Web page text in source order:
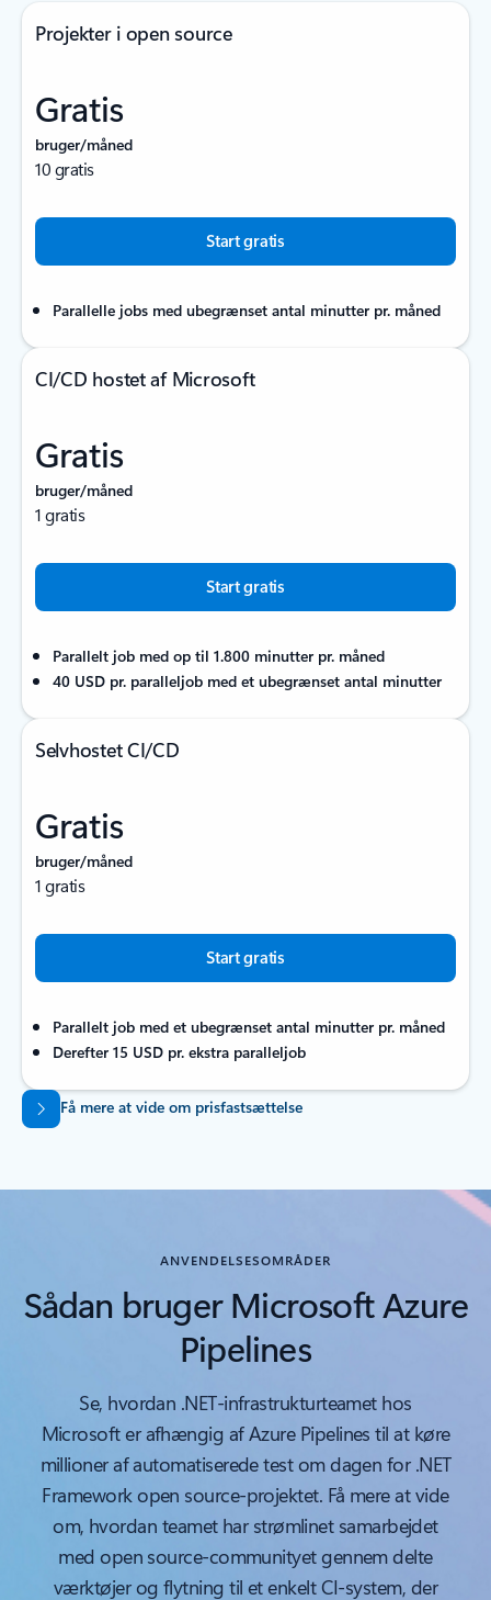
Projekter i open source
Gratis
bruger/måned
10 gratis
Start gratis
Parallelle jobs med ubegrænset antal minutter pr. måned
CI/CD hostet af Microsoft
Gratis
bruger/måned
1 gratis
Start gratis
Parallelt job med op til 1.800 minutter pr. måned
40 USD pr. paralleljob med et ubegrænset antal minutter
Selvhostet CI/CD
Gratis
bruger/måned
1 gratis
Start gratis
Parallelt job med et ubegrænset antal minutter pr. måned
Derefter 15 USD pr. ekstra paralleljob
Få mere at vide om prisfastsættelse
ANVENDELSESOMRÅDER
Sådan bruger Microsoft Azure
Pipelines
Se, hvordan .NET-infrastrukturteamet hos
Microsoft er afhængig af Azure Pipelines til at køre
millioner af automatiserede test om dagen for .NET
Framework open source-projektet. Få mere at vide
om, hvordan teamet har strømlinet samarbejdet
med open source-communityet gennem delte
værktøjer og flytning til et enkelt CI-system, der